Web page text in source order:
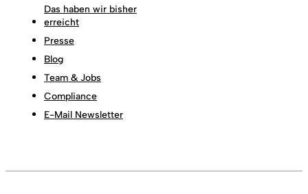
Das haben wir bisher
erreicht
Presse
Blog
Team & Jobs
Compliance
E-Mail Newsletter